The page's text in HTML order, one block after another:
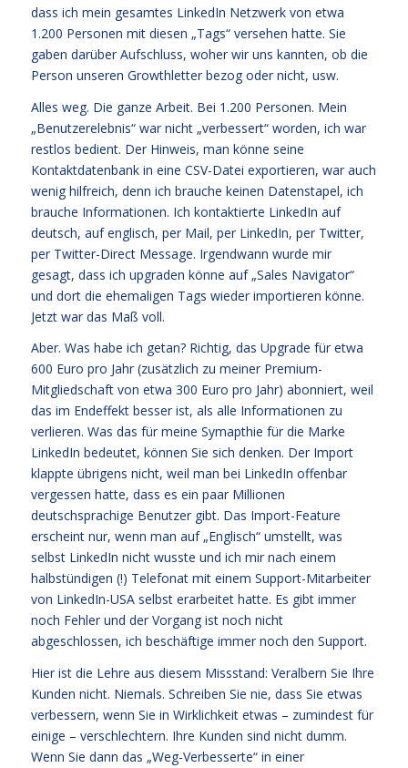
dass ich mein gesamtes LinkedIn Netzwerk von etwa
1.200 Personen mit diesen „Tags“ versehen hatte. Sie
gaben darüber Aufschluss, woher wir uns kannten, ob die
Person unseren Growthletter bezog oder nicht, usw.
Alles weg. Die ganze Arbeit. Bei 1.200 Personen. Mein
„Benutzerelebnis“ war nicht „verbessert“ worden, ich war
restlos bedient. Der Hinweis, man könne seine
Kontaktdatenbank in eine CSV-Datei exportieren, war auch
wenig hilfreich, denn ich brauche keinen Datenstapel, ich
brauche Informationen. Ich kontaktierte LinkedIn auf
deutsch, auf englisch, per Mail, per LinkedIn, per Twitter,
per Twitter-Direct Message. Irgendwann wurde mir
gesagt, dass ich upgraden könne auf „Sales Navigator“
und dort die ehemaligen Tags wieder importieren könne.
Jetzt war das Maß voll.
Aber. Was habe ich getan? Richtig, das Upgrade für etwa
600 Euro pro Jahr (zusätzlich zu meiner Premium-
Mitgliedschaft von etwa 300 Euro pro Jahr) abonniert, weil
das im Endeffekt besser ist, als alle Informationen zu
verlieren. Was das für meine Symapthie für die Marke
LinkedIn bedeutet, können Sie sich denken. Der Import
klappte übrigens nicht, weil man bei LinkedIn offenbar
vergessen hatte, dass es ein paar Millionen
deutschsprachige Benutzer gibt. Das Import-Feature
erscheint nur, wenn man auf „Englisch“ umstellt, was
selbst LinkedIn nicht wusste und ich mir nach einem
halbstündigen (!) Telefonat mit einem Support-Mitarbeiter
von LinkedIn-USA selbst erarbeitet hatte. Es gibt immer
noch Fehler und der Vorgang ist noch nicht
abgeschlossen, ich beschäftige immer noch den Support.
Hier ist die Lehre aus diesem Missstand: Veralbern Sie Ihre
Kunden nicht. Niemals. Schreiben Sie nie, dass Sie etwas
verbessern, wenn Sie in Wirklichkeit etwas – zumindest für
einige – verschlechtern. Ihre Kunden sind nicht dumm.
Wenn Sie dann das „Weg-Verbesserte“ in einer